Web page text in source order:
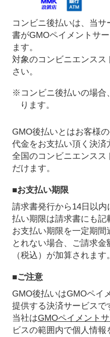
コンビニ後払いは、当
書がGMOペイメントサ
ます。
対象のコンビニエンス
さい。
※コンビニ後払いの場合
ります。
GMO後払いとはお客様
代金をお支払い頂く決済
全国のコンビニエンスス
だけます。
■お支払い期限
請求書発行から14日以
払い期限は請求書にも記
お支払い期限を一定期
とれない場合、ご請求金
（税込）が加算されます
■ご注意
GMO後払いはGMOペイ
提供する決済サービスで
当社はGMOペイメント
ビスの範囲内で個人情